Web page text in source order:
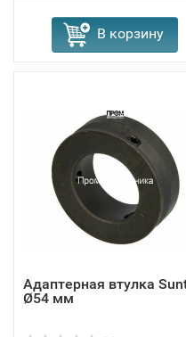
В корзину
Адаптерная втулка
Ø54 мм